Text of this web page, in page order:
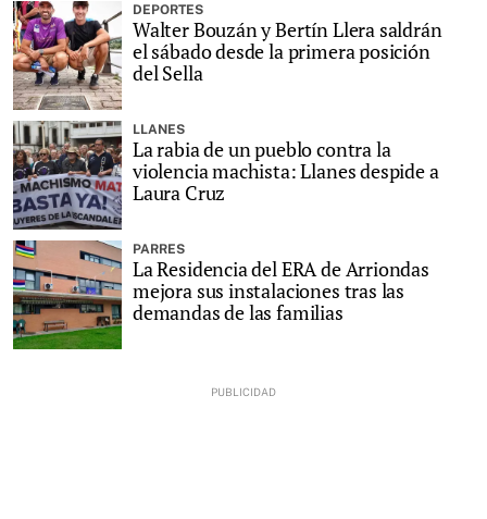
DEPORTES
Walter Bouzán y Bertín Llera saldrán
el sábado desde la primera posición
del Sella
LLANES
La rabia de un pueblo contra la
violencia machista: Llanes despide a
Laura Cruz
PARRES
La Residencia del ERA de Arriondas
mejora sus instalaciones tras las
demandas de las familias